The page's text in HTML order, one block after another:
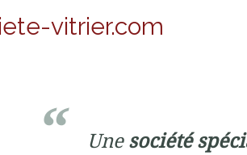
vitrier.com
Unesociété